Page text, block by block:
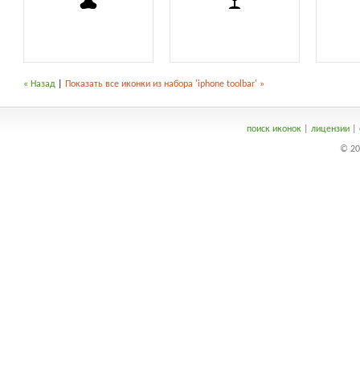
« Назад Показать все иконки из набора 'iphone toolbar' »
поиск иконок| лицензии|
©